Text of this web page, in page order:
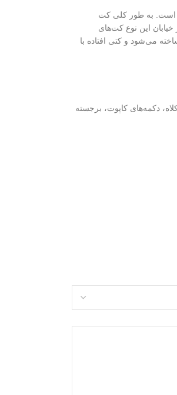
است. به طور کلی کت
این نوع کت‌های
می‌شود و کتی افتاده با
دکمه‌های کاپوت، برجسته